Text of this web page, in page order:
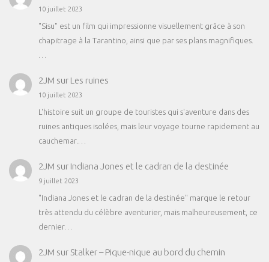
10 juillet 2023
"Sisu" est un film qui impressionne visuellement grâce à son
chapitrage à la Tarantino, ainsi que par ses plans magnifiques.
2JM sur Les ruines
10 juillet 2023
L'histoire suit un groupe de touristes qui s'aventure dans des
ruines antiques isolées, mais leur voyage tourne rapidement au
cauchemar.…
2JM sur Indiana Jones et le cadran de la destinée
9 juillet 2023
"Indiana Jones et le cadran de la destinée" marque le retour
très attendu du célèbre aventurier, mais malheureusement, ce
dernier…
2JM sur Stalker – Pique-nique au bord du chemin